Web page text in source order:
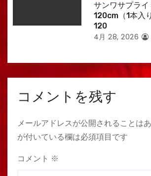
サンワサプラ
120cm（1本入
120
4月 28, 2026
コメントを残す
メールアドレスが公開されることはあ
が付いている欄は必須項目です
コメント ※